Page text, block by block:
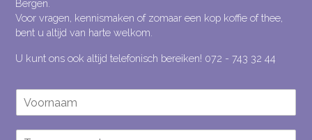
Bergen.
Voor vragen, kennismaken of zomaar een kop koffie of thee,
bent u altijd van harte welkom.
U kunt ons ook altijd telefonisch bereiken! 072 - 743 32 44